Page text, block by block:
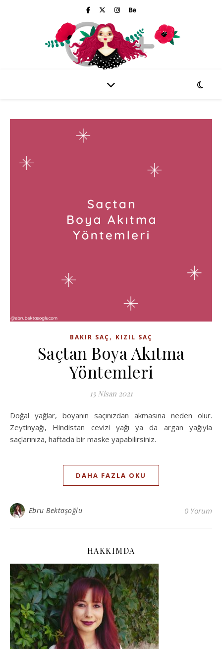
BAKIR SAÇ, KIZIL SAÇ
Saçtan Boya Akıtma
Yöntemleri
15 Nisan 2021
Doğal yağlar, boyanın saçınızdan akmasına neden olur.
Zeytinyağı, Hindistan cevizi yağı ya da argan yağıyla
saçlarınıza, haftada bir maske yapabilirsiniz.
DAHA FAZLA OKU
Ebru Bektaşoğlu 0 Yorum
HAKKIMDA